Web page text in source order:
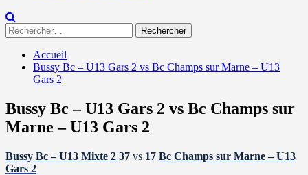
Rechercher :
Accueil
Bussy Bc – U13 Gars 2 vs Bc Champs sur Marne – U13
Gars 2
Bussy Bc – U13 Gars 2 vs Bc Champs sur
Marne – U13 Gars 2
Bussy Bc – U13 Mixte 2 37 vs 17 Bc Champs sur Marne – U13
Gars 2